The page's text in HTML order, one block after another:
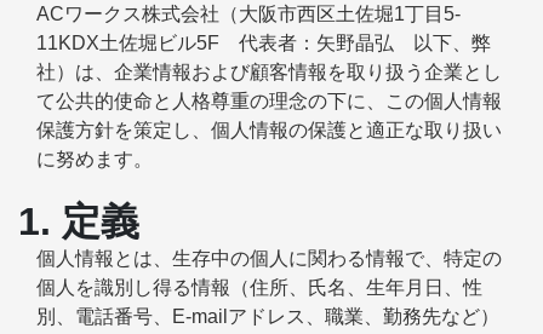
ACワークス株式会社（大阪市西区土佐堀1丁目5-
11KDX土佐堀ビル5F 代表者：矢野晶弘 以下、弊
社）は、企業情報および顧客情報を取り扱う企業とし
て公共的使命と人格尊重の理念の下に、この個人情報
保護方針を策定し、個人情報の保護と適正な取り扱い
に努めます。
1. 定義
個人情報とは、生存中の個人に関わる情報で、特定の
個人を識別し得る情報（住所、氏名、生年月日、性
別、電話番号、E-mailアドレス、職業、勤務先など）